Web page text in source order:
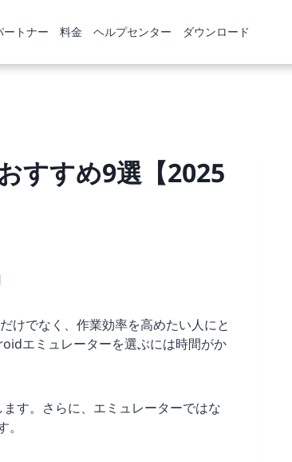
ートナー 料金 ヘルプセンター ダウンロード
すすめ9選【2025
けでなく、作業効率を高めたい人にと
エミュレーターを選ぶには時間がか
す。さらに、エミュレーターではな